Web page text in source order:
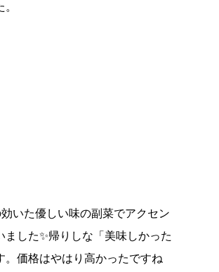
いた優しい味の副菜でアクセン
した✨帰りしな「美味しかった
価格はやはり高かったですね